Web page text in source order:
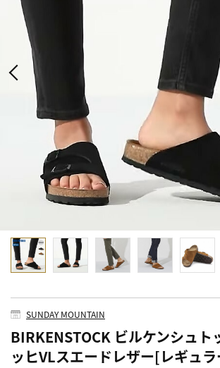
SUNDAY MOUNTAIN
BIRKENSTOCK ビルケンシュト
ッヒVLスエードレザー[レギュ